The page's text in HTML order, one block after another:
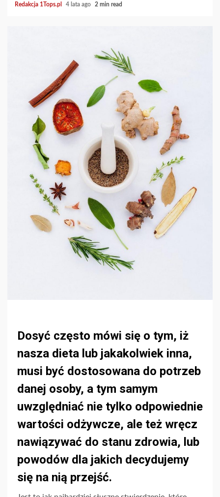
Redakcja 1Tops.pl 4 lata ago 2 min read
Dosyć często mówi się o tym, iż
nasza dieta lub jakakolwiek inna,
musi być dostosowana do potrzeb
danej osoby, a tym samym
uwzględniać nie tylko odpowiednie
wartości odżywcze, ale też wręcz
nawiązywać do stanu zdrowia, lub
powodów dla jakich decydujemy
się na nią przejść.